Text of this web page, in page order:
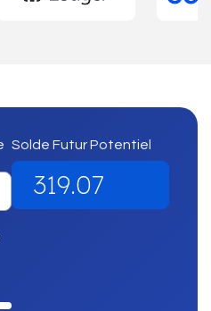
Solde Futur Potentiel
319.07